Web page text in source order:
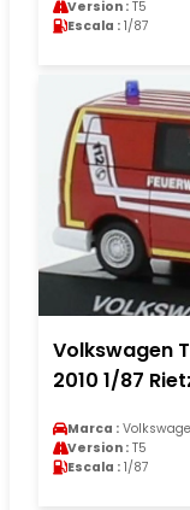
Version : T5
Escala : 1/87
Volkswagen
2010 1/87
Marca :
Version : T5
Escala : 1/87